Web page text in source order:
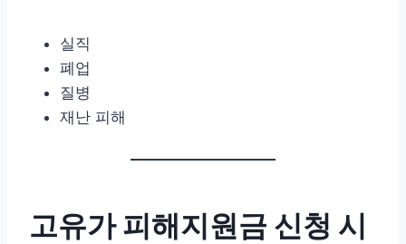
실직
폐업
질병
재난 피해
고유가 피해지원금 신청 시